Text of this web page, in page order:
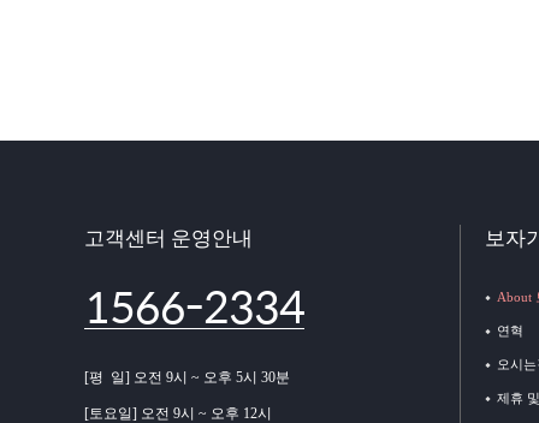
고객센터 운영안내
1566-2334
[평 일] 오전 9시 ~ 오후 5시 30분
[토요일] 오전 9시 ~ 오후 12시
보자
About
연혁
오시
제휴